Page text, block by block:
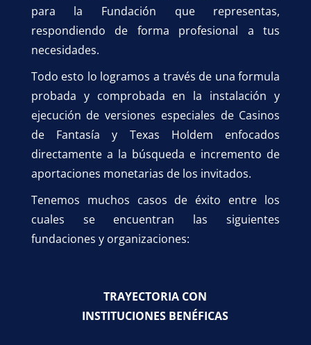
para la Fundación que representas,
respondiendo de forma profesional a tus
necesidades.
Todo esto lo logramos a través de una formula
probada y comprobada en la instalación y
ejecución de versiones especiales de Casinos
de Fantasía y Texas Holdem enfocados
directamente a la búsqueda e incremento de
aportaciones monetarias de los invitados.
Tenemos muchos casos de éxito entre los
cuales se encuentran las siguientes
fundaciones y organizaciones:
TRAYECTORIA CON
INSTITUCIONES BENÉFICAS